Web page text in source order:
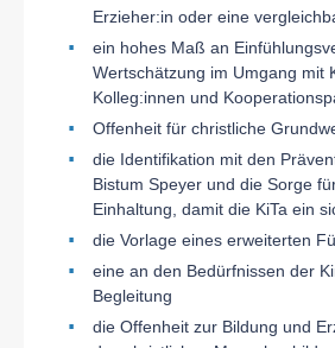
Erzieher:in oder eine
ein hohes Maß an
Wertschätzung im Umgang mit
Kolleg:innen und
Offenheit für christliche
die Identifikation mit den
Bistum Speyer und die Sorge
Einhaltung, damit die KiTa ein
die Vorlage eines erweiterten
eine an den Bedürfnissen der
Begleitung
die Offenheit zur Bildung und